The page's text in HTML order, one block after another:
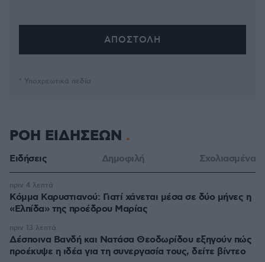
* Υποχρεωτικά πεδία
ΡΟΗ ΕΙΔΗΣΕΩΝ
Ειδήσεις Δημοφιλή Σχολιασμένα
Κόμμα Καρυστιανού: Γιατί χάνεται μέσα σε δύο μήνες η
«Ελπίδα» της προέδρου Μαρίας
πριν 4 λεπτά
Δέσποινα Βανδή και Νατάσα Θεοδωρίδου εξηγούν πώς
προέκυψε η ιδέα για τη συνεργασία τους, δείτε βίντεο
πριν 13 λεπτά